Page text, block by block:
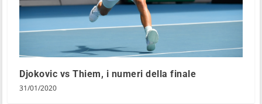
Djokovic vs Thiem, i numeri della finale
31/01/2020